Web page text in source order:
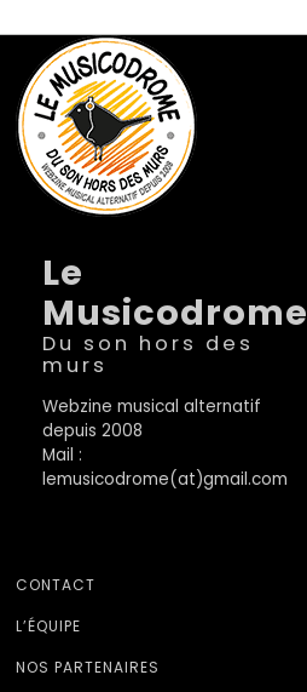
Le
Musicodrome
Du son hors des
murs
Webzine musical alternatif
depuis 2008
Mail :
lemusicodrome(at)gmail.com
CONTACT
L’ÉQUIPE
NOS PARTENAIRES